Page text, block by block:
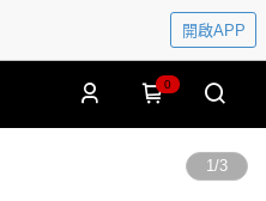
開啟APP
0
1/3